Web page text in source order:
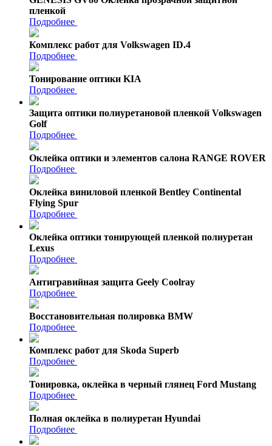
пленкой
Подробнее
Комплекс работ для Volkswagen ID.4
Подробнее
Тонирование оптики KIA
Подробнее
Защита оптики полиуретановой пленкой Volkswagen
Golf
Подробнее
Оклейка оптики и элементов салона RANGE ROVER
Подробнее
Оклейка виниловой пленкой Bentley Continental
Flying Spur
Подробнее
Оклейка оптики тонирующей пленкой полиуретан
Lexus
Подробнее
Антигравийная защита Geely Coolray
Подробнее
Восстановительная полировка BMW
Подробнее
Комплекс работ для Skoda Superb
Подробнее
Тонировка, оклейка в черный глянец Ford Mustang
Подробнее
Полная оклейка в полиуретан Hyundai
Подробнее